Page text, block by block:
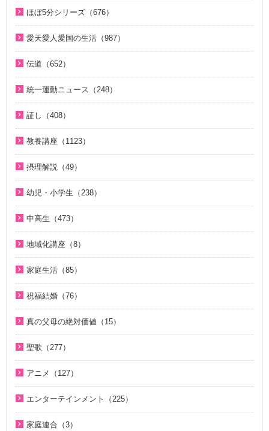
ほぼ5分シリーズ（676）
ほぼ5分でわかる勝共理論（188）
ほぼ5分でわかる祝福結婚Q&A（78）
ほぼ5分でわかる人生相談Q&A 幸せな人生の極意！（219）
愛天愛人愛国の生活（987）
北谷真雄氏が語る統一原理＆証し（21）
韓国語聖歌（49）
祝福家庭を愛する真の父母（8）
夫婦の愛を育てるために（21）
ＶＩＳＩＯＮ２０２０最前線（29）
家庭連合Web教会 礼拝説教（55）
天の御国から（12）
HEAVENLY WORLD（9）
心を開けば（6）
聖歌 ギターアレンジ（8）
天民化教育講座（7）
伝道最前線情報 （動画版）（14）
原理教室補助教材（10）
シリーズＫＭＳ講演会（12）
伝道（652）
教義紹介（446）
祝福紹介（131）
統一運動紹介（19）
統一運動ニュース（248）
2010年代（152）
2000年代（75）
1980年代（4）
証し（408）
直接見た父母様の愛の姿 ～ 阿部公子さんの証し（9）
真実一路 ～ 松山貢三 魂の叫び（12）
北谷真雄が語る霊界の真実、その後（4）
証シリーズ 真のお母様、感謝します（46）
証シリーズ 真のお母様、感謝します（ナレーション入り）（4
北谷真雄が語る霊界の真実（8）
「霊界はある。霊人たちはいつも共にいる」シリーズ 続・北
北谷真雄が語る霊界の真実、再び（7）
北谷真雄氏が語る統一原理＆証し（21）
霊界の真実、もう一つの証言（7）
自叙伝 真の父母様のみ跡を慕って（28）
教養講座（1123）
北谷真雄が語る霊界の真実、その後（4）
ここがポイント！ビューポイント（33）
「霊界はある。霊人たちはいつも共にいる」シリーズ 続・北
谷真雄が語る霊界の真実（7）
ＫＭＳビューポイント（42）
ほぼ5分でわかる勝共理論（188）
天国道場（22）
夫婦愛を育む幸福の基本原則 ～母のように 娘のように～
夫婦の愛を育てるために（21）
真の夫婦の愛を求めて（12）
通いはじめる親子の心（8）
摂理解説（49）
1時間で分かる「現代の摂理」（4）
幼児・小学生（238）
小学生のための原理講義（12）
アボニム 少年時代・青年時代（2）
よんい博士と行く神様の世界（47）
みやかおねえさんのビデオかみしばい（4）
座間先生のiＳＴＦわくわく講座（14）
座間先生のiＳＴＦわくわく講座 Part2（12）
True Pure Harmony（10）
家庭連合が贈る聖書ものがたり（28）
中高生（473）
そうだったのか！人類一家族（18）
そうだったのか！統一原理（34）
二世が語る～僕らの未来（3）
True Pure Harmony（10）
OMNIPRESENCE イツモトモニ（15）
天国の門（5）
中高生教育Ｑ＆Ａ（27）
地域化講座（8）
家庭生活（85）
（16）
夫婦の愛を育てるために（21）
二世祝福ポイント講座（9）
親セミナー（10）
親子セミナー（4）
祝福結婚（76）
祝福の意義と価値（5）
親セミナー（10）
親子セミナー（4）
真の父母の絶対価値（15）
文鮮明先生が見た韓鶴子総裁（5）
聖歌（277）
聖歌（ピアノ伴奏）（57）
聖歌（歌入り）（88）
癒やしのオルゴール聖歌（44）
アニメ（127）
がんばれ！ソンジャマン！！（33）
再臨のメシヤ（20）
エンターテインメント（225）
家庭連合（3）